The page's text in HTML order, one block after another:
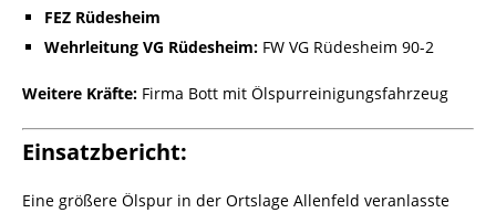
FEZ Rüdesheim
Wehrleitung VG Rüdesheim: FW VG Rüdesheim 90-2
Weitere Kräfte: Firma Bott mit Ölspurreinigungsfahrzeug
Einsatzbericht:
Eine größere Ölspur in der Ortslage Allenfeld veranlasste